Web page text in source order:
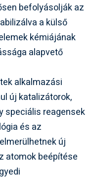
befolyásolják az
a külső
kémiájának
alapvető
alkalmazási
új katalizátorok,
speciális reagensek
és az
új
atomok beépítése